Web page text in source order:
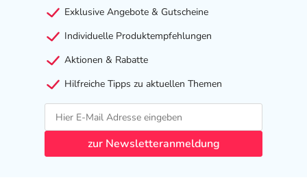
Exklusive Angebote & Gutscheine
Individuelle Produktempfehlungen
Aktionen & Rabatte
Hilfreiche Tipps zu aktuellen Themen
zur Newsletteranmeldung